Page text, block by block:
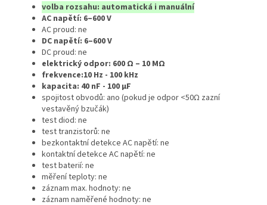
volba rozsahu: automatická i manuální
AC napětí: 6–600 V
AC proud: ne
DC napětí: 6–600 V
DC proud: ne
elektrický odpor: 600 Ω – 10 MΩ
frekvence:10 Hz - 100 kHz
kapacita: 40 nF - 100 μF
spojitost obvodů: ano (pokud je odpor <50Ω zazní
vestavěný bzučák)
test diod: ne
test tranzistorů: ne
bezkontaktní detekce AC napětí: ne
kontaktní detekce AC napětí: ne
test baterií: ne
měření teploty: ne
záznam max. hodnoty: ne
záznam naměřené hodnoty: ne